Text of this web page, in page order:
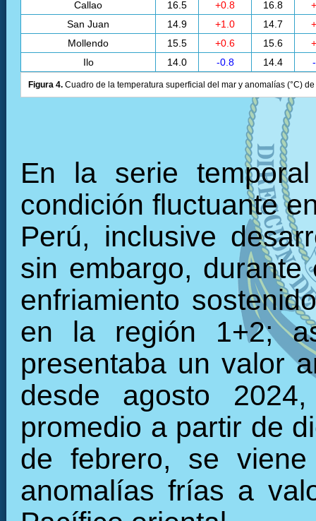
Callao 16.5 +0.8 16.8
San Juan
14.9 +1.0 14.7
Mollendo
15.5 +0.6 15.6
Ilo
14.0 -0.8 14.4
Figura 4. Cuadro de la temperatura superficial del mar y anomalías (°C)
En la serie
condición fluctuante
Perú, inclusive
sin embargo,
enfriamiento
en la región 1+2;
presentaba un valor
desde agosto
promedio a partir de
de febrero, se
anomalías frías a